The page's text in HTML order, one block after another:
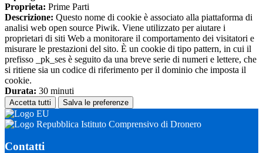
Proprieta: Prime Parti
Descrizione: Questo nome di cookie è associato alla piattaforma di
analisi web open source Piwik. Viene utilizzato per aiutare i
proprietari di siti Web a monitorare il comportamento dei visitatori e
misurare le prestazioni del sito. È un cookie di tipo pattern, in cui il
prefisso _pk_ses è seguito da una breve serie di numeri e lettere, che
si ritiene sia un codice di riferimento per il dominio che imposta il
cookie.
Durata: 30 minuti
Accetta tutti Salva le preferenze
Istituto Comprensivo di Dronero
Contatti